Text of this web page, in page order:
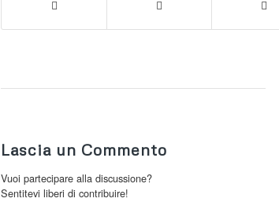
Lascia un Commento
Vuoi partecipare alla discussione?
Sentitevi liberi di contribuire!